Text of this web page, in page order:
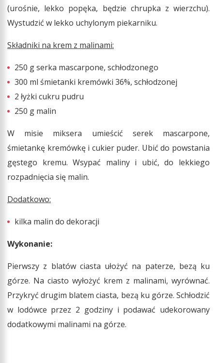
(urośnie, lekko popęka, będzie chrupka z wierzchu).
Wystudzić w lekko uchylonym piekarniku.
Składniki na krem z malinami:
250 g serka mascarpone, schłodzonego
300 ml śmietanki kremówki 36%, schłodzonej
2 łyżki cukru pudru
250 g malin
W misie miksera umieścić serek mascarpone,
śmietankę kremówkę i cukier puder. Ubić do powstania
gęstego kremu. Wsypać maliny i ubić, do lekkiego
rozpadnięcia się malin.
Dodatkowo:
kilka malin do dekoracji
Wykonanie:
Pierwszy z blatów ciasta ułożyć na paterze, bezą ku
górze. Na ciasto wyłożyć krem z malinami, wyrównać.
Przykryć drugim blatem ciasta, bezą ku górze. Schłodzić
w lodówce przez 2 godziny i podawać udekorowany
dodatkowymi malinami na górze.